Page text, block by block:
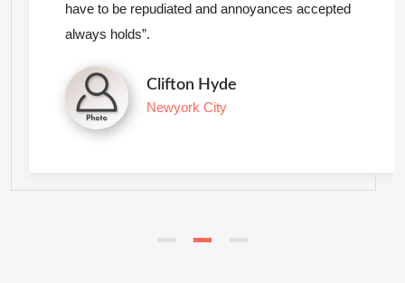
have to be repudiated and annoyances accepted
always holds”.
Clifton Hyde
Newyork City